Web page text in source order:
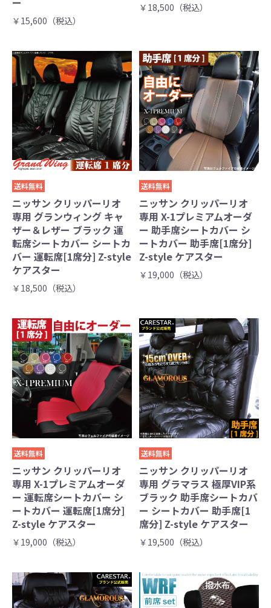
￥15,600（税込）
￥18,500（税込）
送料無料
ニッサン クリッパーリオ
専用 グランウィング キャ
ザー＆レザー ブラック 運
転席シートカバー シートカ
バー 運転席[1席分] Z-style
ケアスター
￥18,500（税込）
送料無料
ニッサン クリッパーリオ
専用 X-1プレミアムオーダ
ー 助手席シートカバー シ
ートカバー 助手席[1席分]
Z-style ケアスター
￥19,000（税込）
送料無料
ニッサン クリッパーリオ
専用 X-1プレミアムオーダ
ー 運転席シートカバー シ
ートカバー 運転席[1席分]
Z-style ケアスター
￥19,000（税込）
送料無料
ニッサン クリッパーリオ
専用 グラマラス 極厚VIP系
ブラック 助手席シートカバ
ー シートカバー 助手席[1
席分] Z-style ケアスター
￥19,500（税込）